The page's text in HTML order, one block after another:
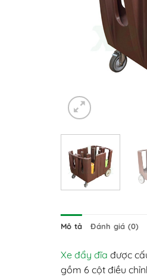
Mô tả Đánh giá (0)
Xe đẩy đĩa được
gồm 6 cột điều